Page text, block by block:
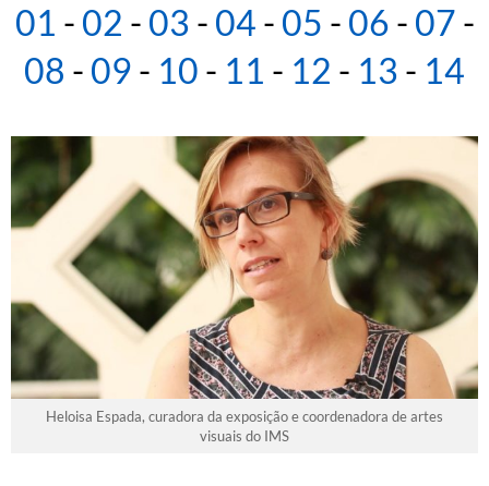
01 - 02 - 03 - 04 - 05 - 06 - 07 -
08 - 09 - 10 - 11 - 12 - 13 - 14
Heloisa Espada, curadora da exposição e coordenadora de artes
visuais do IMS